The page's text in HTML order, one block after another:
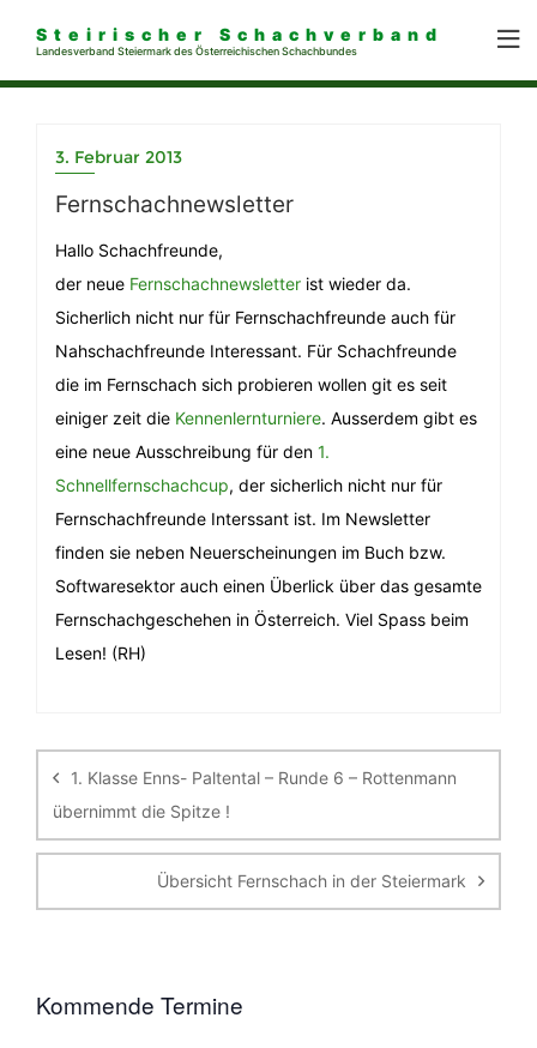
Steirischer Schachverband
Landesverband Steiermark des Österreichischen Schachbundes
3. Februar 2013
Fernschachnewsletter
Hallo Schachfreunde,
der neue Fernschachnewsletter ist wieder da.
Sicherlich nicht nur für Fernschachfreunde auch für
Nahschachfreunde Interessant. Für Schachfreunde
die im Fernschach sich probieren wollen git es seit
einiger zeit die Kennenlernturniere. Ausserdem gibt es
eine neue Ausschreibung für den 1.
Schnellfernschachcup, der sicherlich nicht nur für
Fernschachfreunde Interssant ist. Im Newsletter
finden sie neben Neuerscheinungen im Buch bzw.
Softwaresektor auch einen Überlick über das gesamte
Fernschachgeschehen in Österreich. Viel Spass beim
Lesen! (RH)
1. Klasse Enns- Paltental – Runde 6 – Rottenmann
übernimmt die Spitze !
Übersicht Fernschach in der Steiermark
Kommende Termine